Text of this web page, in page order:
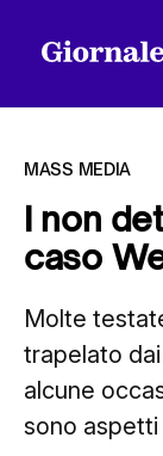
Tutti gli
Chi siamo
MASS MEDIA
I non
caso
Molte
trapelato
alcune
sono